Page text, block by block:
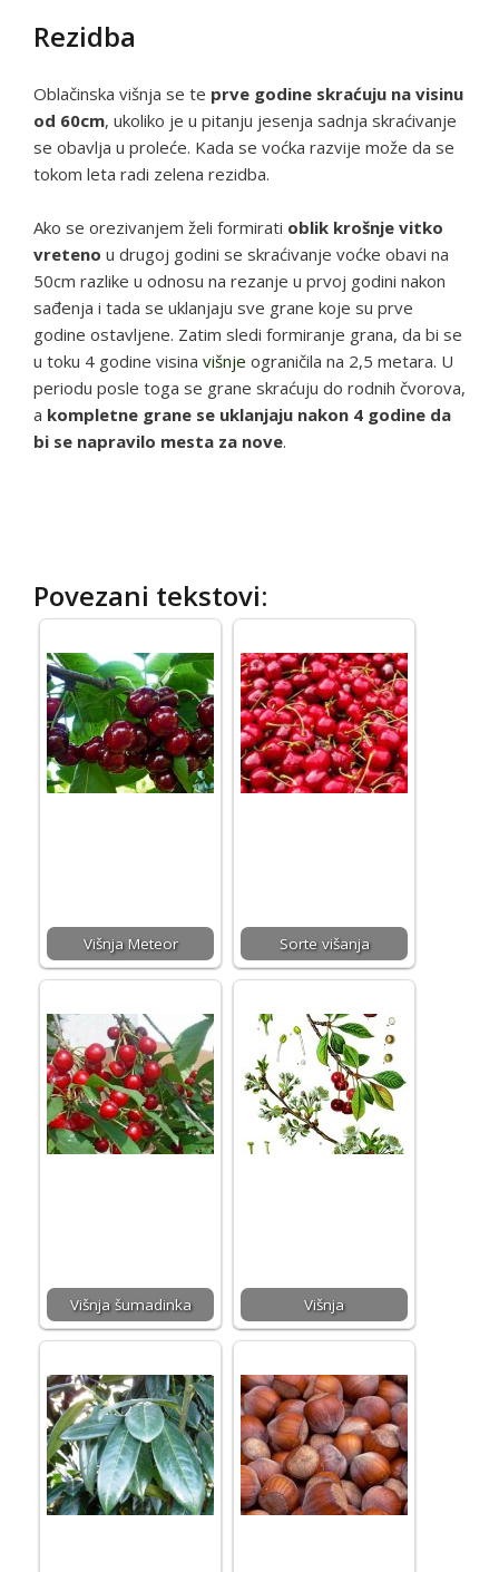
Rezidba
Oblačinska višnja se te prve godine skraćuju na visinu
od 60cm, ukoliko je u pitanju jesenja sadnja skraćivanje
se obavlja u proleće. Kada se voćka razvije može da se
tokom leta radi zelena rezidba.
Ako se orezivanjem želi formirati oblik krošnje vitko
vreteno u drugoj godini se skraćivanje voćke obavi na
50cm razlike u odnosu na rezanje u prvoj godini nakon
sađenja i tada se uklanjaju sve grane koje su prve
godine ostavljene. Zatim sledi formiranje grana, da bi se
u toku 4 godine visina višnje ograničila na 2,5 metara. U
periodu posle toga se grane skraćuju do rodnih čvorova,
a kompletne grane se uklanjaju nakon 4 godine da
bi se napravilo mesta za nove.
Povezani tekstovi:
Višnja Meteor Sorte višanja
Višnja šumadinka Višnja